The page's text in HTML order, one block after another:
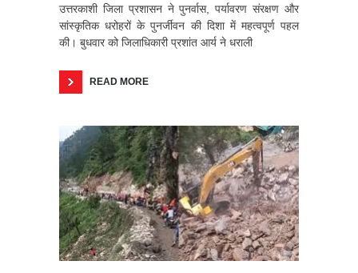
उत्तरकाशी जिला प्रशासन ने पुनर्वास, पर्यावरण संरक्षण और
सांस्कृतिक धरोहरों के पुनर्जीवन की दिशा में महत्वपूर्ण पहल
की। बुधवार को जिलाधिकारी प्रशांत आर्य ने धराली
READ MORE